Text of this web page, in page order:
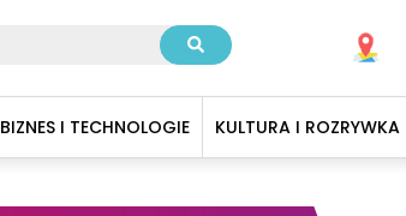
BIZNES I TECHNOLOGIE KULTURA I ROZRYWKA